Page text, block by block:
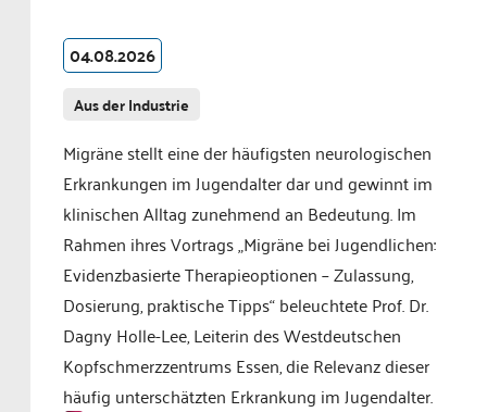
04.08.2026
Aus der Industrie
Migräne stellt eine der häufigsten neurologischen
Erkrankungen im Jugendalter dar und gewinnt im
klinischen Alltag zunehmend an Bedeutung. Im
Rahmen ihres Vortrags „Migräne bei Jugendlichen:
Evidenzbasierte Therapieoptionen – Zulassung,
Dosierung, praktische Tipps“ beleuchtete Prof. Dr.
Dagny Holle-Lee, Leiterin des Westdeutschen
Kopfschmerzzentrums Essen, die Relevanz dieser
häufig unterschätzten Erkrankung im Jugendalter.